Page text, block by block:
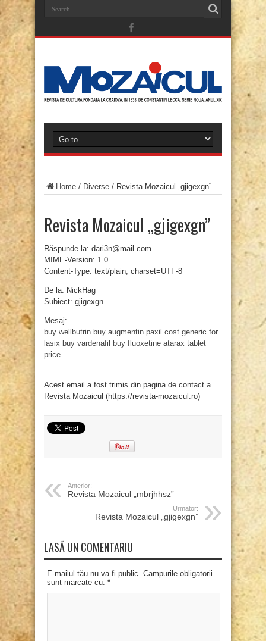
Home / Diverse / Revista Mozaicul „gjigexgn”
Revista Mozaicul „gjigexgn”
Răspunde la: dari3n@mail.com
MIME-Version: 1.0
Content-Type: text/plain; charset=UTF-8
De la: NickHag
Subiect: gjigexgn
Mesaj:
buy wellbutrin buy augmentin paxil cost generic for
lasix buy vardenafil buy fluoxetine atarax tablet
price
–
Acest email a fost trimis din pagina de contact a
Revista Mozaicul (https://revista-mozaicul.ro)
Anterior:
Revista Mozaicul „mbrjhhsz”
Urmator:
Revista Mozaicul „gjigexgn”
LASĂ UN COMENTARIU
E-mailul tău nu va fi public. Campurile obligatorii
sunt marcate cu: *